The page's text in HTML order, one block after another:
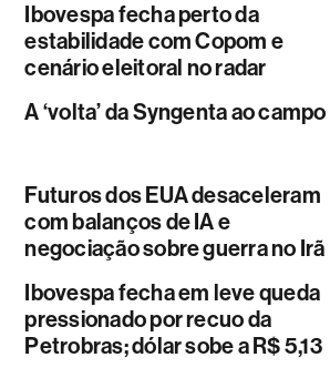
Ibovespa fecha perto da
estabilidade com Copom e
cenário eleitoral no radar
A ‘volta’ da Syngenta ao campo
Futuros dos EUA desaceleram
com balanços de IA e
negociação sobre guerra no Irã
Ibovespa fecha em leve queda
pressionado por recuo da
Petrobras; dólar sobe a R$ 5,13